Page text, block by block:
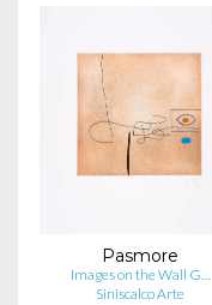
Pasmore
Images on the Wall G…
Siniscalco Arte